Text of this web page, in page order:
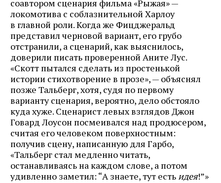
соавтором сценария фильма «Рыжая» —
локомотива с соблазнительной Харлоу
в главной роли. Когда же Фицджеральд
представил черновой вариант, его грубо
отстранили, а сценарий, как выяснилось,
доверили писать проверенной Аните Лус.
«Скотт пытался сделать из простенькой
истории стихотворение в прозе», — объяснял
позже Тальберг, хотя, судя по первому
варианту сценария, вероятно, дело обстояло
куда хуже. Сценарист левых взглядов Джон
Говард Лоусон посмеивался над продюсером,
считая его человеком поверхностным:
получив сцену, написанную для Гарбо,
«Тальберг стал медленно читать,
останавливаясь на каждом слове, а потом
удивленно заметил: “А знаете, тут естьидея!”»